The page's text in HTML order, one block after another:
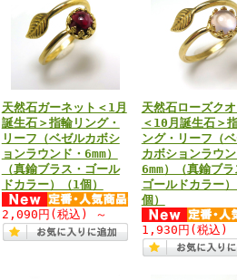
天然石ガーネット＜1月
誕生石＞指輪リング・
リーフ（ベゼルカボシ
ョンラウンド・6mm）
（真鍮ブラス・ゴール
ドカラー）（1個）
2,090円 (税込) ～
天然石ローズク
＜10月誕生石＞
ング・リーフ（
カボションラウン
6mm）（真鍮ブラ
ゴールドカラー
個）
1,930円 (税込)